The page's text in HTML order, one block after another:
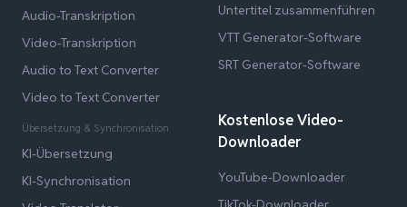
Audio-Transkription
Video-Transkription
Audio to Text Converter
Video to Text Converter
Übersetzung & Synchronisation
KI-Übersetzung
KI-Synchronisation
Untertitel zusammenführen
VTT Generator-Software
SRT Generator-Software
Kostenlose Video-
Downloader
YouTube-Downloader